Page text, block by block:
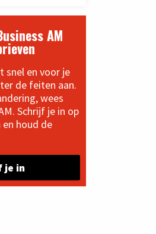
AM
snel en voor je
de feiten aan.
wees
Schrijf je in op
en houd de
je in